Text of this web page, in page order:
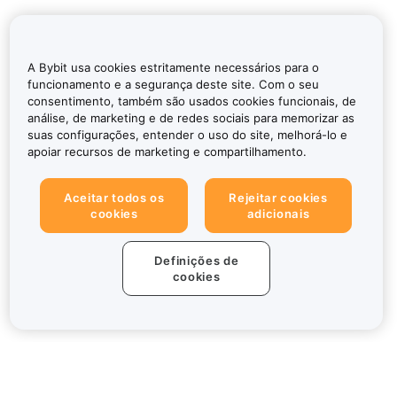
A Bybit usa cookies estritamente necessários para o
funcionamento e a segurança deste site. Com o seu
consentimento, também são usados cookies funcionais, de
análise, de marketing e de redes sociais para memorizar as
suas configurações, entender o uso do site, melhorá-lo e
apoiar recursos de marketing e compartilhamento.
Aceitar todos os
cookies
Rejeitar cookies
adicionais
Definições de
cookies